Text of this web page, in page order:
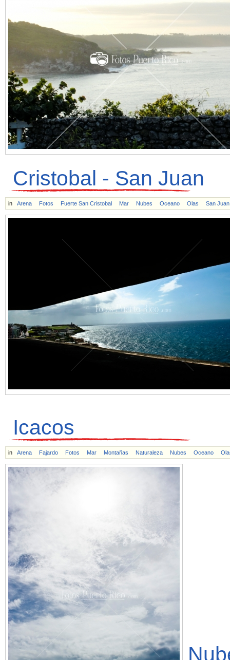
Cristobal - San Juan
in Arena Fotos Fuerte San Cristobal Mar Nubes Oceano Olas San Juan
Icacos
in Arena Fajardo Fotos Mar Montañas Naturaleza Nubes Oceano